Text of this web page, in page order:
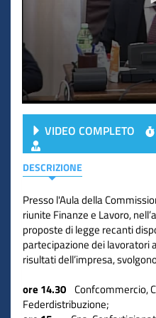
VIDEO COMPLETO
DESCRIZIONE
Presso l'Aula della
riunite Finanze e Lavoro,
proposte di legge recanti
partecipazione dei lavoratori
risultati dell’impresa,
ore 14.30 Confcommercio,
Federdistribuzione;